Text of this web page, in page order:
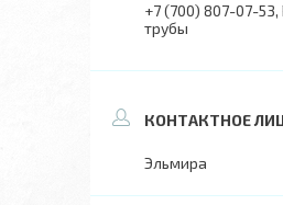
+7 (700) 807-07-53
трубы
Эльмира